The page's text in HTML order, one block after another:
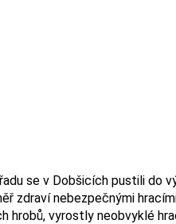
se v Dobšicích pustili do
zdraví nebezpečnými
vyrostly neobvyklé